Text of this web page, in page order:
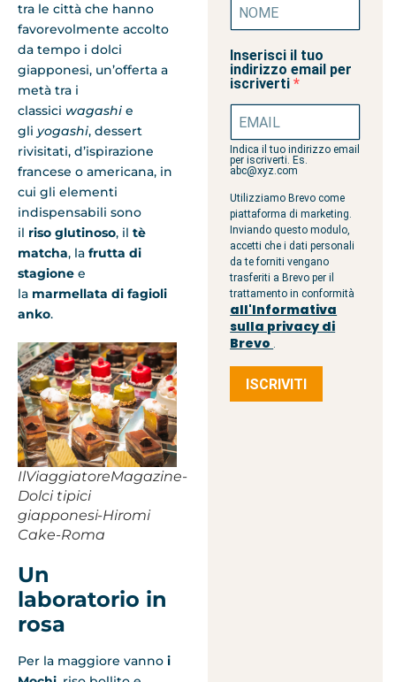
tra le città che hanno
favorevolmente accolto
da tempo i dolci
giapponesi, un’offerta a
metà tra i
classici wagashi e
gli yogashi, dessert
rivisitati, d’ispirazione
francese o americana, in
cui gli elementi
indispensabili sono
il riso glutinoso, il tè
matcha, la frutta di
stagione e
la marmellata di fagioli
anko.
IlViaggiatoreMagazine-
Dolci tipici
giapponesi-Hiromi
Cake-Roma
Un
laboratorio in
rosa
Per la maggiore vanno i
Inserisci il tuo
indirizzo email per
iscriverti
Indica il tuo indirizzo email
per iscriverti. Es.
abc@xyz.com
Utilizziamo Brevo come
piattaforma di marketing.
Inviando questo modulo,
accetti che i dati personali
da te forniti vengano
trasferiti a Brevo per il
trattamento in conformità
all'Informativa
sulla privacy di
Brevo .
ISCRIVITI